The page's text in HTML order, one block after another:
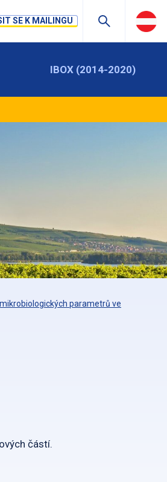
SE K MAILINGU
IBOX (2014-2020)
parametrů ve
částí.